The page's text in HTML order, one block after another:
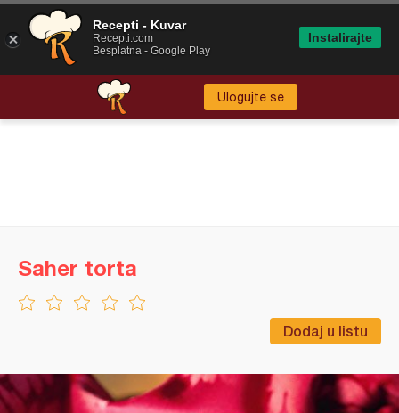
Ulogujte se
Dodaj u listu
Saher torta
Recepti - Kuvar
Recepti.com
Besplatna - Google Play
Instalirajte